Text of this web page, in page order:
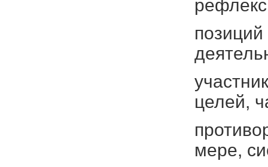
целей,
мере,